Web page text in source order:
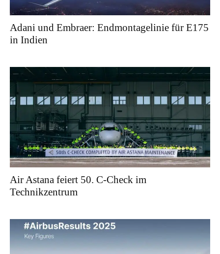
Adani und Embraer: Endmontagelinie für E175
in Indien
Air Astana feiert 50. C-Check im
Technikzentrum